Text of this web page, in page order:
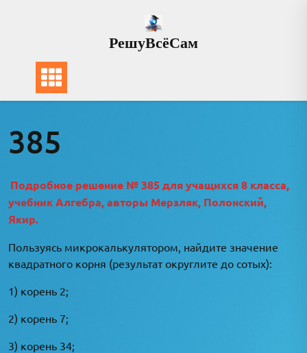
РешуВсёСам
385
Подробное решение № 385 для учащихся 8 класса,
учебник Алгебра, авторы Мерзляк, Полонский,
Якир.
Пользуясь микрокалькулятором, найдите значение
квадратного корня (результат округлите до сотых):
1) корень 2;
2) корень 7;
3) корень 34;